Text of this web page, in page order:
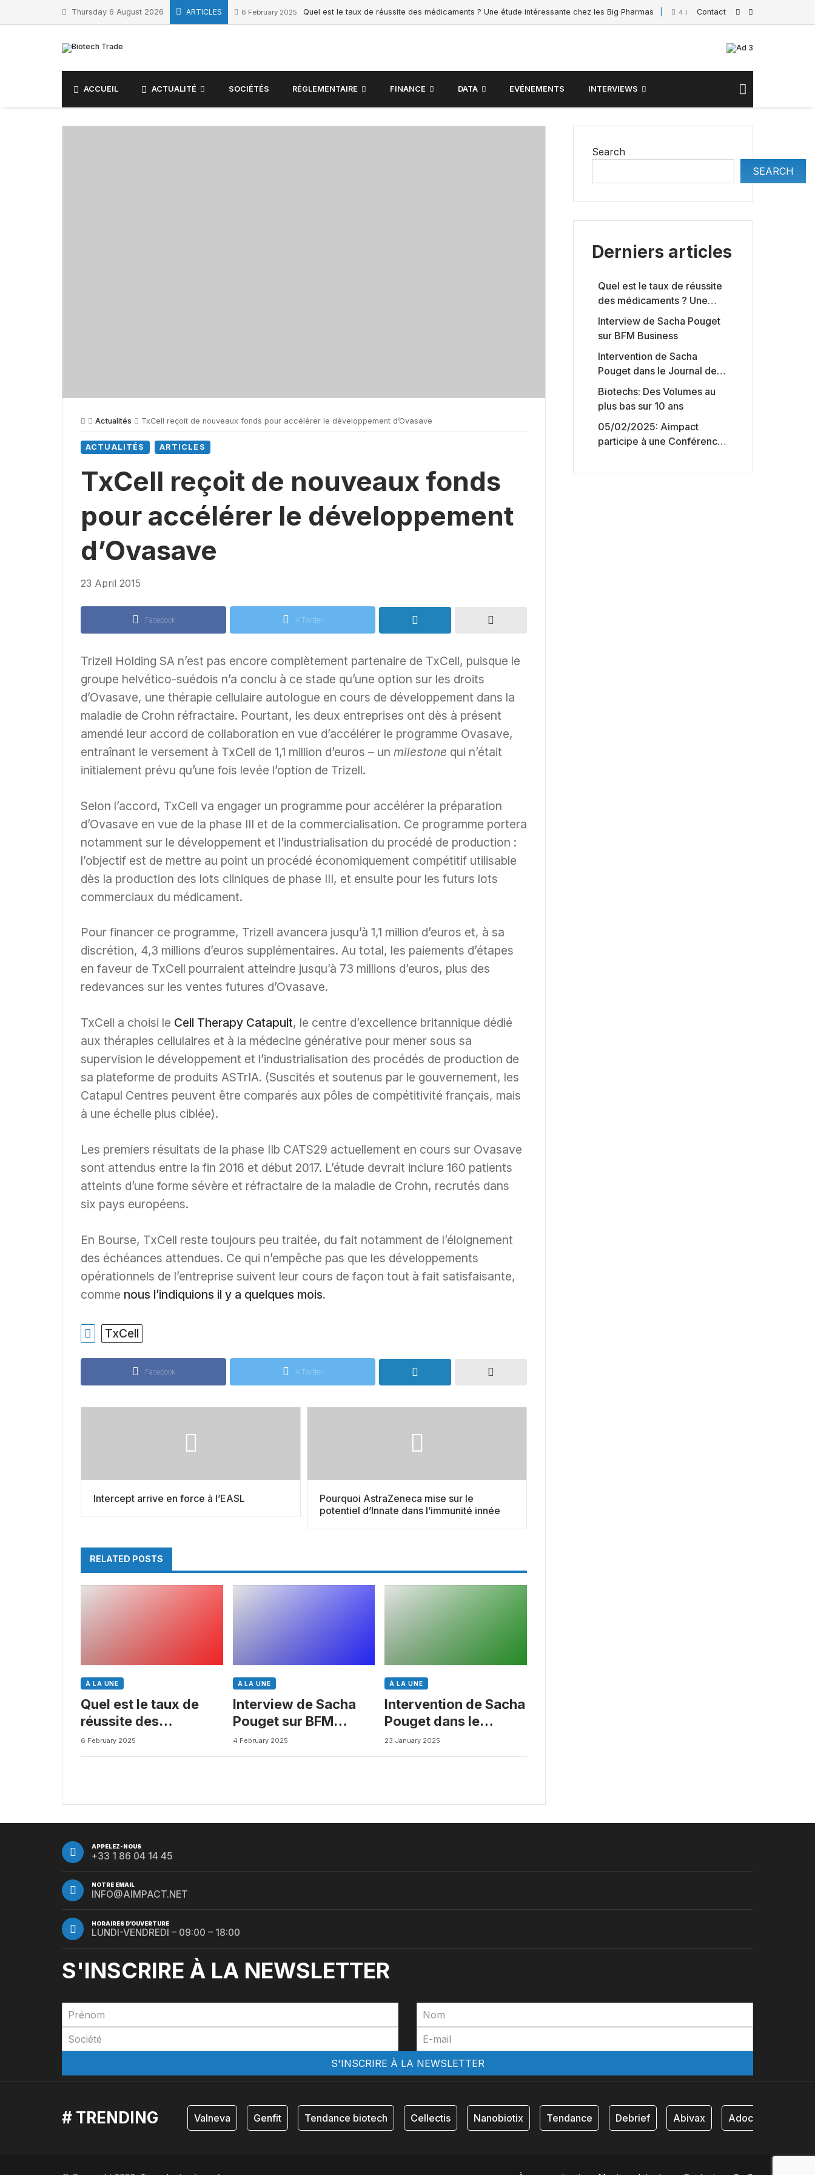
Thursday 6 August 2026 ARTICLES 6 February 2025 Quel est le taux de réussite des médicaments ? Une étude intéressante chez les Big Pharmas 4 February 2025 Interview de
Contact
ACCUEIL ACTUALITÉ SOCIÉTÉS RÉGLEMENTAIRE FINANCE DATA EVÉNEMENTS INTERVIEWS
Actualités TxCell reçoit de nouveaux fonds pour accélérer le développement d’Ovasave
ACTUALITÉS ARTICLES
TxCell reçoit de nouveaux fonds
pour accélérer le développement
d’Ovasave
23 April 2015
Facebook X Twitter
Trizell Holding SA n’est pas encore complètement partenaire de TxCell, puisque le
groupe helvético-suédois n’a conclu à ce stade qu’une option sur les droits
d’Ovasave, une thérapie cellulaire autologue en cours de développement dans la
maladie de Crohn réfractaire. Pourtant, les deux entreprises ont dès à présent
amendé leur accord de collaboration en vue d’accélérer le programme Ovasave,
entraînant le versement à TxCell de 1,1 million d’euros – un milestone qui n’était
initialement prévu qu’une fois levée l’option de Trizell.
Selon l’accord, TxCell va engager un programme pour accélérer la préparation
d’Ovasave en vue de la phase III et de la commercialisation. Ce programme portera
notamment sur le développement et l’industrialisation du procédé de production :
l’objectif est de mettre au point un procédé économiquement compétitif utilisable
dès la production des lots cliniques de phase III, et ensuite pour les futurs lots
commerciaux du médicament.
Pour financer ce programme, Trizell avancera jusqu’à 1,1 million d’euros et, à sa
discrétion, 4,3 millions d’euros supplémentaires. Au total, les paiements d’étapes
en faveur de TxCell pourraient atteindre jusqu’à 73 millions d’euros, plus des
redevances sur les ventes futures d’Ovasave.
TxCell a choisi le Cell Therapy Catapult, le centre d’excellence britannique dédié
aux thérapies cellulaires et à la médecine générative pour mener sous sa
supervision le développement et l’industrialisation des procédés de production de
sa plateforme de produits ASTrIA. (Suscités et soutenus par le gouvernement, les
Catapul Centres peuvent être comparés aux pôles de compétitivité français, mais
à une échelle plus ciblée).
Les premiers résultats de la phase IIb CATS29 actuellement en cours sur Ovasave
sont attendus entre la fin 2016 et début 2017. L’étude devrait inclure 160 patients
atteints d’une forme sévère et réfractaire de la maladie de Crohn, recrutés dans
six pays européens.
En Bourse, TxCell reste toujours peu traitée, du fait notamment de l’éloignement
des échéances attendues. Ce qui n’empêche pas que les développements
opérationnels de l’entreprise suivent leur cours de façon tout à fait satisfaisante,
comme nous l’indiquions il y a quelques mois.
TxCell
Facebook X Twitter
Intercept arrive en force à l’EASL
Pourquoi AstraZeneca mise sur le
potentiel d’Innate dans l’immunité innée
RELATED POSTS
À LA UNE
Quel est le taux de
réussite des
médicaments ? Une
étude intéressante
6 February 2025
À LA UNE
Interview de Sacha
Pouget sur BFM
Business
4 February 2025
À LA UNE
Intervention de Sacha
Pouget dans le
Journal des Biotechs
de Boursorama
23 January 2025
Search
SEARCH
Derniers articles
Quel est le taux de réussite
des médicaments ? Une
étude intéressante chez les
Big Pharmas
Interview de Sacha Pouget
sur BFM Business
Intervention de Sacha
Pouget dans le Journal des
Biotechs de Boursorama
Biotechs: Des Volumes au
plus bas sur 10 ans
05/02/2025: Aimpact
participe à une Conférence
capitaux américains,
APPELEZ-NOUS
+33 1 86 04 14 45
NOTRE EMAIL
INFO@AIMPACT.NET
HORAIRES D’OUVERTURE
LUNDI-VENDREDI – 09:00 – 18:00
S'INSCRIRE À LA NEWSLETTER
# TRENDING Valneva Genfit Tendance biotech Cellectis Nanobiotix Tendance Debrief Abivax Adocia